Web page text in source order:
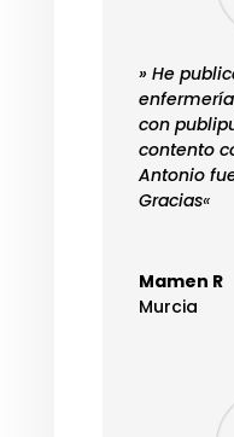
» He
con
contento
Antonio
Gracias«
Mamen R
Murcia